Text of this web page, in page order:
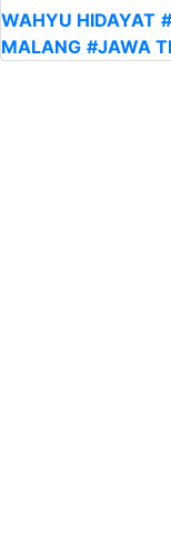
WAHYU HIDAYAT
MALANG #JAWA